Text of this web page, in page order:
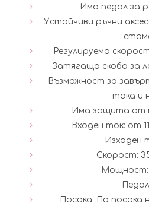
лв.).
Има педал за
Устойчиви ръчни
Регулируема
Затягаща скоба за
Възможност за
така и
Има защита от
Входен ток: от
Изходен
Скорост:
Мощност:
Посока: По посока